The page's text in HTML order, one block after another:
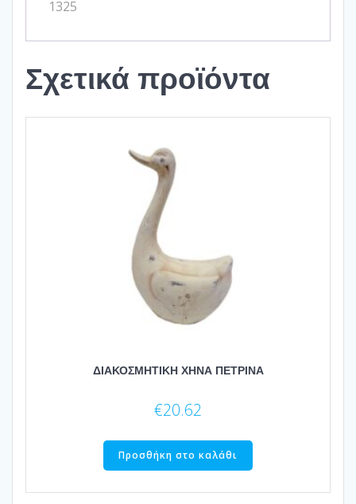
1325
Σχετικά προϊόντα
ΔΙΑΚΟΣΜΗΤΙΚΗ ΧΗΝΑ ΠΕΤΡΙΝΑ
€20.62
Προσθήκη στο καλάθι